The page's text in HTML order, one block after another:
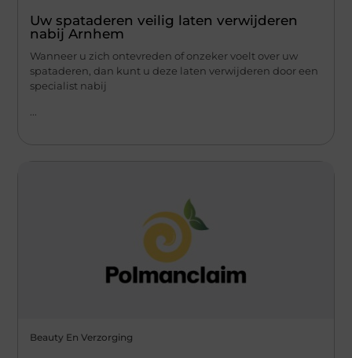
Uw spataderen veilig laten verwijderen
nabij Arnhem
Wanneer u zich ontevreden of onzeker voelt over uw
spataderen, dan kunt u deze laten verwijderen door een
specialist nabij
Beauty En Verzorging